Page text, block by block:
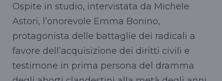
Ospite in studio, intervistata da Michele
Astori, l’onorevole Emma Bonino,
protagonista delle battaglie dei radicali a
favore dell’acquisizione dei diritti civili e
testimone in prima persona del dramma